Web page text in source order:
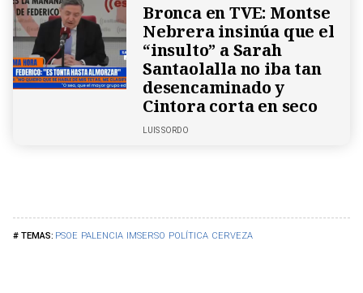
PSOE PALENCIA IMSERSO POLÍTICA CERVEZA
Bronca en TVE: Montse
Nebrera insinúa que el
“insulto” a Sarah
Santaolalla no iba tan
desencaminado y
Cintora corta en seco
LUIS SORDO